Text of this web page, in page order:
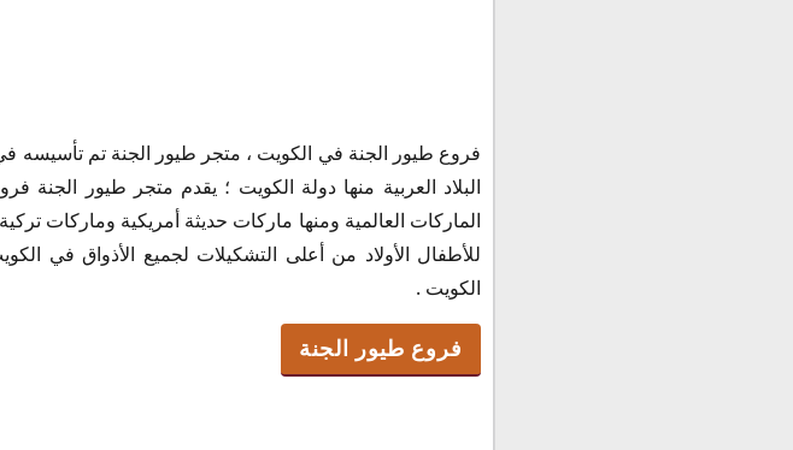
رقم طيور الجنة
مواعيد عمل طيور الجنة
اسعار طيور الجنة
فروع طيور الجنة في الكويت ، متجر طيور الجنة تم تأسيسه
البلاد العربية منها دولة الكويت ؛ يقدم متجر طيور
الماركات العالمية ومنها ماركات حديثة أمريكية وماركات
للأطفال الأولاد من أعلى التشكيلات لجميع الأذواق في
الكويت .
فروع طيور الجنة